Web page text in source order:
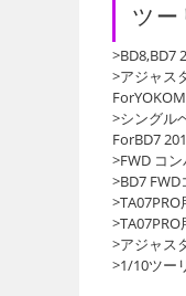
ツ
>BD8,BD7
>アジャス
>シングル
ForBD7
>FWD コ
>BD7
>アジャス
>1/10ツー